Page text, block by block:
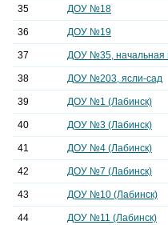
35 ДОУ №18
36 ДОУ №19
37 ДОУ №35, начальная
38 ДОУ №203, ясли-сад
39 ДОУ №1 (Лабинск)
40 ДОУ №3 (Лабинск)
41 ДОУ №4 (Лабинск)
42 ДОУ №7 (Лабинск)
43 ДОУ №10 (Лабинск)
44 ДОУ №11 (Лабинск)